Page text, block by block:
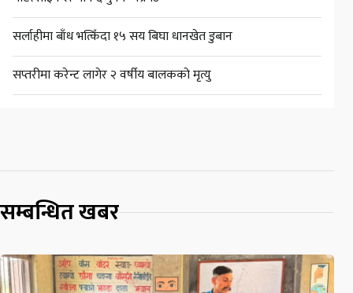
सर्लाहीमा बाँध भत्किँदा १५ सय बिघा धानखेत डुबान
सप्तरीमा करेन्ट लागेर २ वर्षीय बालकको मृत्यु
सम्बन्धित खबर